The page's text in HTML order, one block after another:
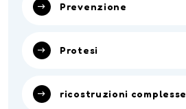
Prevenzione
Protesi
ricostruzioni complesse